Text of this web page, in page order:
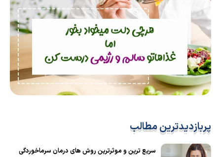
پربازدیدترین مطالب
سریع ترین و موثرترین روش های درمان سرماخوردگی